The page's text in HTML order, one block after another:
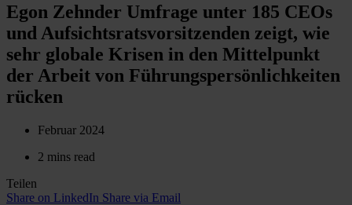
Egon Zehnder Umfrage unter 185 CEOs
und Aufsichtsratsvorsitzenden zeigt, wie
sehr globale Krisen in den Mittelpunkt
der Arbeit von Führungspersönlichkeiten
rücken
Februar 2024
2 mins read
Teilen
Share on LinkedIn Share via Email